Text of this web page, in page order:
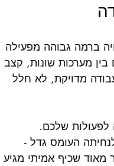
ברמה גבוהה מפעילה
בין מערכות שונות, קצב
מדויקת, לא חלל
לפעולות שלכם.
העומס גדל -
שכיף אמיתי מגיע